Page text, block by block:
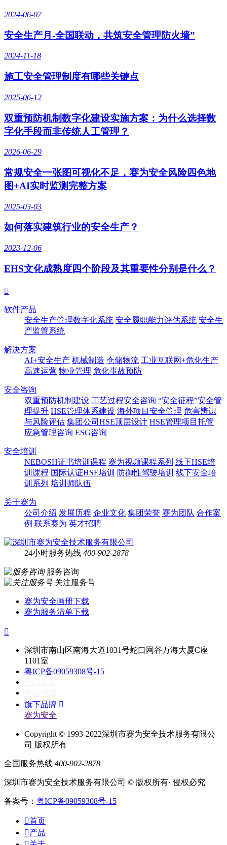
2024-06-07
安全生产月-全国联动，共筑安全管理防火墙”
2024-11-18
施工安全管理制度有哪些关键点
2025-06-12
双重预防机制数字化建设实施方案：为什么选择数
字化手段而非传统人工管理？
2026-06-29
常规安全一张图可视化不足，赛为安全风险四色地
图+AI实时监测完整方案
2025-03-03
如何落实建筑行业的安全生产？
2023-12-06
EHS文化成熟度四个阶段及其重要性分别是什么？

软件产品
安全生产管理数字化系统 安全履职能力评估系统 安全生
产监管系统
解决方案
AI+安全生产 机械制造 仓储物流 工业互联网+危化生产
高速运营 物业管理 危化事故预防
安全咨询
双重预防机制建设 工艺过程安全咨询 “安全征程”安全管
理提升 HSE管理体系建设 海外项目安全管理 危害辨识
与风险评估 集团公司HSE顶层设计 HSE管理项目托管
应急管理咨询 ESG咨询
安全培训
NEBOSH证书培训课程 赛为视频课程系列 线下HSE培
训课程 国际认证HSE培训 防御性驾驶培训 线下安全培
训系列 培训师队伍
关于赛为
公司介绍 发展历程 企业文化 集团荣誉 赛为团队 合作案
例 联系赛为 英才招聘
24小时服务热线 400-902-2878
服务咨询
关注服务号
赛为安全画册下载
赛为服务清单下载

深圳市南山区南海大道1031号蛇口网谷万海大厦C座
1101室
粤ICP备09059308号-15
旗下品牌 
赛为安全
Copyright © 1993-2022深圳市赛为安全技术服务有限公
司 版权所有
全国服务热线 400-902-2878
深圳市赛为安全技术服务有限公司 © 版权所有· 侵权必究
备案号： 粤ICP备09059308号-15
首页
产品